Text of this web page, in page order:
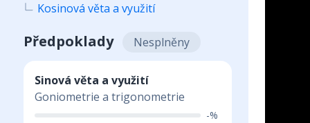
Kosinová věta a využití
Předpoklady Nesplněny
Sinová věta a využití
Goniometrie a trigonometrie
-%